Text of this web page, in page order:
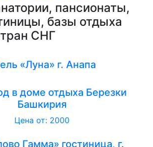
пансионаты,
базы отдыха
СНГ
«Луна» г. Анапа
в доме отдыха Березки
Башкирия
Цена от: 2000
Гамма» гостиница, г.